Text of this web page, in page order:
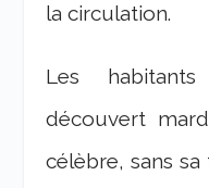
la circulation.
Les
découvert
célèbre, sans sa